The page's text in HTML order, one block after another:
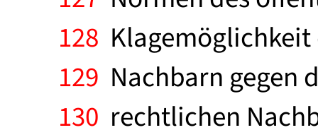
128 Klagemöglichkeit
129 Nachbarn gegen
130 rechtlichen